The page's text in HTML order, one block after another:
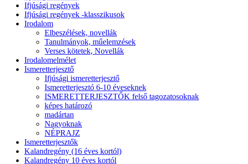
Ifjúsági regények
Ifjúsági regények -klasszikusok
Irodalom
Elbeszélések, novellák
Tanulmányok, műelemzések
Verses kötetek, Novellák
Irodalomelmélet
Ismeretterjesztő
Ifjúsági ismeretterjesztő
Ismeretterjesztó 6-10 éveseknek
ISMERETTERJESZTŐK felső tagozatosoknak
képes határozó
madártan
Nagyoknak
NÉPRAJZ
Ismeretterjesztők
Kalandregény (16 éves kortól)
Kalandregény 10 éves kortól